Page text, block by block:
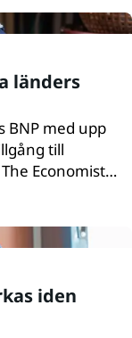
länders
BNP med upp
till
Economist
miljontals
leder till
iden